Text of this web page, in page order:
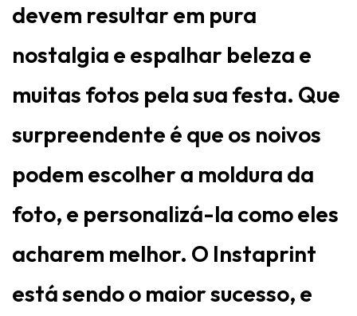
devem resultar em pura
nostalgia e espalhar beleza e
muitas fotos pela sua festa. Que
surpreendente é que os noivos
podem escolher a moldura da
foto, e personalizá-la como eles
acharem melhor. O Instaprint
está sendo o maior sucesso, e